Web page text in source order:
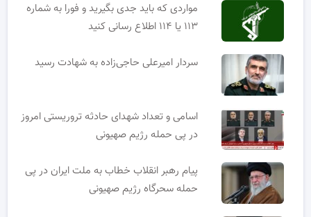
مواردی که باید جدی بگیرید و فورا به شماره
۱۱۳ یا ۱۱۴ اطلاع رسانی کنید
سردار امیرعلی حاجی‌زاده به شهادت رسید
اسامی و تعداد شهدای حادثه تروریستی امروز
در پی حمله رژیم صهیونی
پیام رهبر انقلاب خطاب به ملت ایران در پی
حمله سحرگاه رژیم صهیونی